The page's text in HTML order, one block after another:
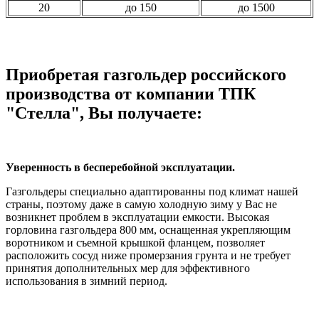
20
до 150 до 1500
Приобретая газгольдер российского
производства от компании ТПК
"Стелла", Вы получаете:
Уверенность в бесперебойной эксплуатации.
Газгольдеры специально адаптированны под климат нашей
страны, поэтому даже в самую холодную зиму у Вас не
возникнет проблем в эксплуатации емкости. Высокая
горловина газгольдера 800 мм, оснащенная укрепляющим
воротником и съемной крышкой фланцем, позволяет
расположить сосуд ниже промерзания грунта и не требует
принятия дополнительных мер для эффективного
использования в зимний период.